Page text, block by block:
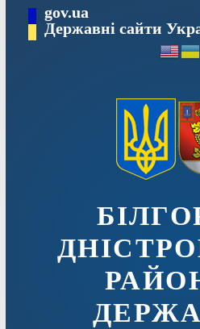
вмісту
gov.ua
Державні сайти